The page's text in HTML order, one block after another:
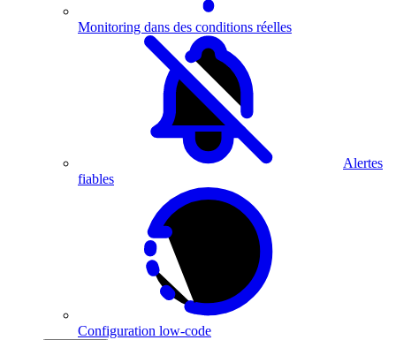
Monitoring dans des conditions réelles
Alertes
fiables
Configuration low-code